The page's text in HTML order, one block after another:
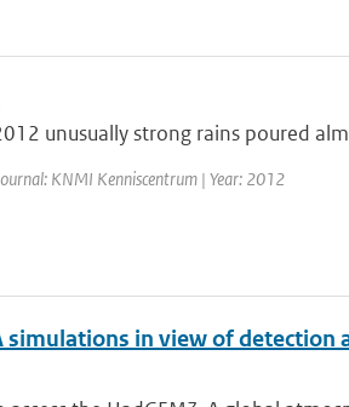
unusually strong rains poured
KNMI Kenniscentrum | Year: 2012
simulations in view of